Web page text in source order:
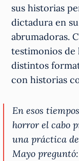
sus historias
dictadura en
abrumadoras.
testimonios de
distintos
con historias
En esos
horror el cabo
una práctica
Mayo